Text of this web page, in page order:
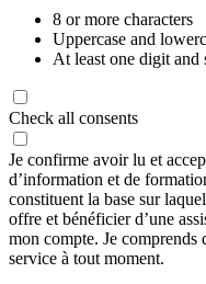
8 or more characters
Uppercase and
At least one digit and
Check all consents
Je confirme avoir lu et
d’information et de
constituent la base sur
offre et bénéficier d’une
mon compte. Je comprends
service à tout moment.